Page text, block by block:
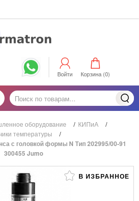
Войти Корзина (0)
оборудование / КИПиА
/
температуры
/
с головкой формы N Тип 202995/00-91
300455 Jumo
В ИЗБРАННОЕ